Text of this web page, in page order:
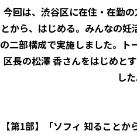
今回は、渋谷区に在住・在勤
とから、はじめる。みんなの
の二部構成で実施しました。ト
区長の松澤 香さんをはじめと
した
【第1部】「ソフィ 知ること